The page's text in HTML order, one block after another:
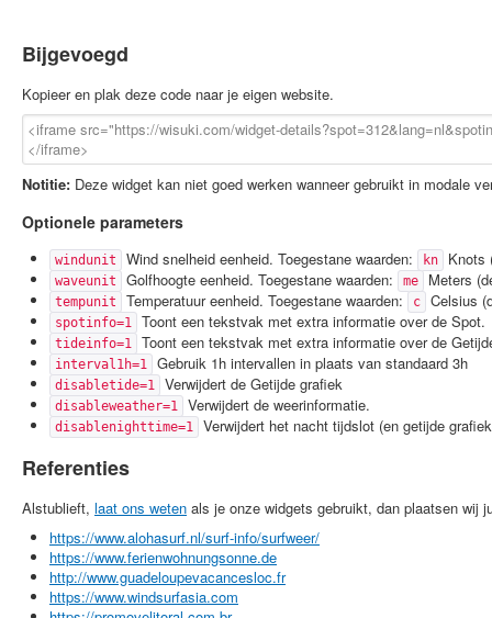
Bijgevoegd
Kopieer en plak deze code naar je eigen website.
Notitie: Deze widget kan niet goed werken wanneer gebruikt in modale
Optionele parameters
windunit Wind snelheid eenheid. Toegestane waarden: kn Knots
waveunit Golfhoogte eenheid. Toegestane waarden: me Meters
tempunit Temperatuur eenheid. Toegestane waarden: c Celsius
spotinfo=1 Toont een tekstvak met extra informatie over de Spot.
tideinfo=1 Toont een tekstvak met extra informatie over de
interval1h=1 Gebruik 1h intervallen in plaats van standaard 3h
disabletide=1 Verwijdert de Getijde grafiek
disableweather=1 Verwijdert de weerinformatie.
disablenighttime=1 Verwijdert het nacht tijdslot (en getijde
Referenties
Alstublieft, laat ons weten als je onze widgets gebruikt, dan plaatsen wij
https://www.alohasurf.nl/surf-info/surfweer/
https://www.ferienwohnungsonne.de
http://www.guadeloupevacancesloc.fr
https://www.windsurfasia.com